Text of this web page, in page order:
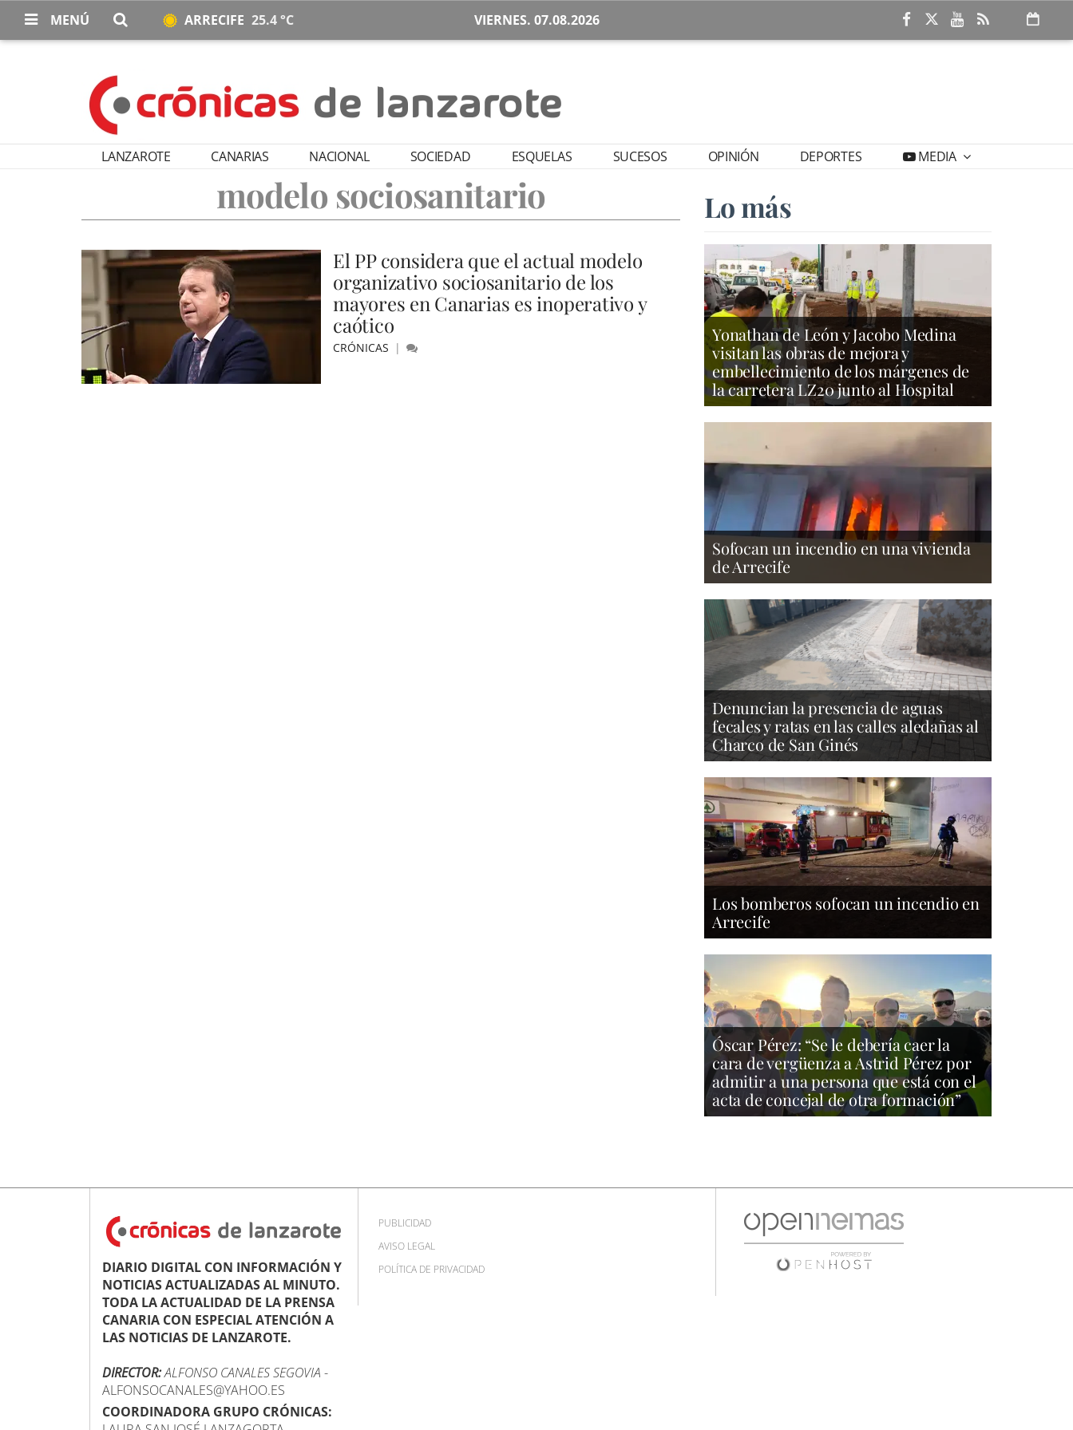
MENÚ ARRECIFE 25.4 °C VIERNES. 07.08.2026
LANZAROTE CANARIAS NACIONAL SOCIEDAD ESQUELAS SUCESOS OPINIÓN DEPORTES MEDIA
modelo sociosanitario
El PP considera que el actual modelo
organizativo sociosanitario de los
mayores en Canarias es inoperativo y
caótico
CRÓNICAS
Lo más
Yonathan de León y Jacobo Medina
visitan las obras de mejora y
embellecimiento de los márgenes de
la carretera LZ20 junto al Hospital
Sofocan un incendio en una vivienda
de Arrecife
Denuncian la presencia de aguas
fecales y ratas en las calles aledañas al
Charco de San Ginés
Los bomberos sofocan un incendio en
Arrecife
Óscar Pérez: “Se le debería caer la
cara de vergüenza a Astrid Pérez por
admitir a una persona que está con el
acta de concejal de otra formación”
DIARIO DIGITAL CON INFORMACIÓN Y
NOTICIAS ACTUALIZADAS AL MINUTO.
TODA LA ACTUALIDAD DE LA PRENSA
CANARIA CON ESPECIAL ATENCIÓN A
LAS NOTICIAS DE LANZAROTE.
DIRECTOR:ALFONSO CANALES SEGOVIA -
ALFONSOCANALES@YAHOO.ES
COORDINADORA GRUPO CRÓNICAS:
PUBLICIDAD
AVISO LEGAL
POLÍTICA DE PRIVACIDAD